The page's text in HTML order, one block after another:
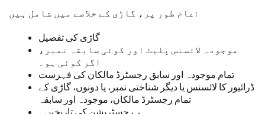
عام طور پر، گاڑی کے خلاصے میں شامل ہیں:
گاڑی کی تفصیل
موجودہ لائسنس پلیٹ اور کوئی سابقہ ​​نمبر،
اگر کوئی ہو۔
تمام موجودہ اور سابق رجسٹرڈ مالکان کی فہرست
ڈرائیور کا لائسنس یا دیگر شناختی نمبر، یا دونوں، گاڑی کے
تمام رجسٹرڈ مالکان، موجودہ اور سابقہ
ہر رجسٹریشن کی تاریخیں۔